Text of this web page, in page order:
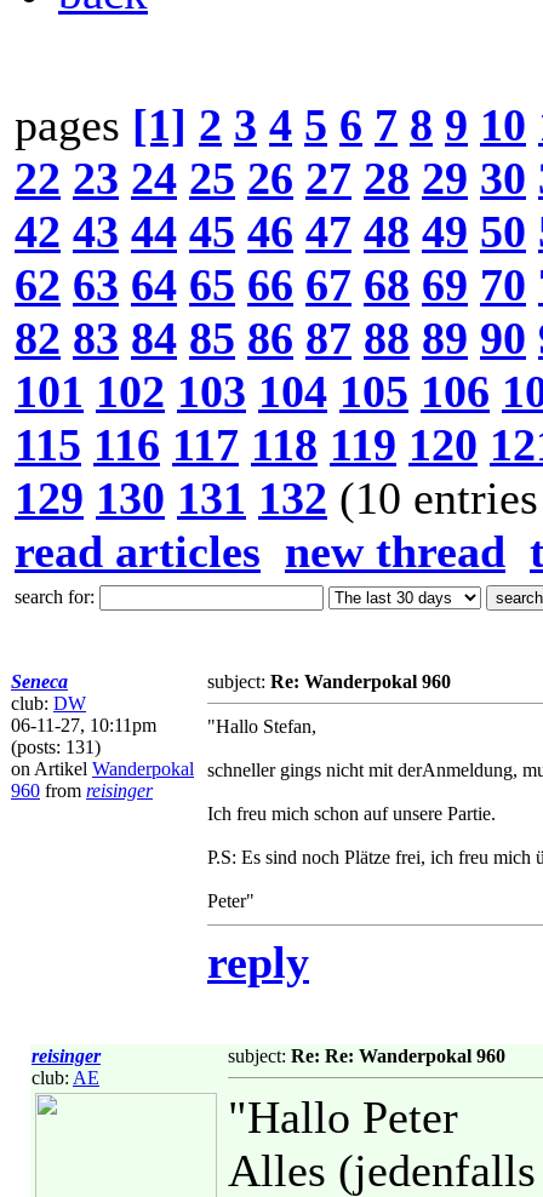
pages [1] 2 3 4 5 6 7 8 9 10
22 23 24 25 26 27 28 29 30
42 43 44 45 46 47 48 49 50
62 63 64 65 66 67 68 69 70
82 83 84 85 86 87 88 89 90
101 102 103 104 105 106
115 116 117 118 119 120
129 130 131 132 (10
read articles new thread
search for:
Seneca
club: DW
06-11-27, 10:11pm
(posts: 131)
on Artikel Wanderpokal
960 from reisinger
subject: Re: Wanderpokal 960
"Hallo Stefan,
schneller gings nicht mit derAnmeldung,
Ich freu mich schon auf unsere Partie.
P.S: Es sind noch Plätze frei, ich freu mich
Peter"
reply
reisinger
club: AE
subject: Re: Re: Wanderpokal 960
"Hallo Peter
Alles